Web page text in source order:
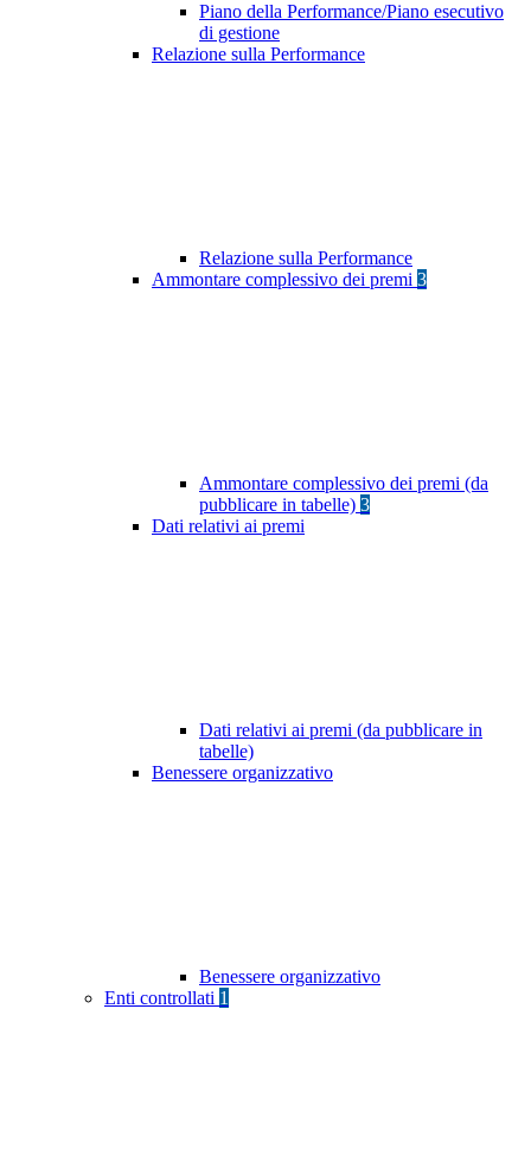
Piano della Performance/Piano esecutivo
di gestione
Relazione sulla Performance
Relazione sulla Performance
Ammontare complessivo dei premi 3
Ammontare complessivo dei premi (da
pubblicare in tabelle) 3
Dati relativi ai premi
Dati relativi ai premi (da pubblicare in
tabelle)
Benessere organizzativo
Benessere organizzativo
Enti controllati 1